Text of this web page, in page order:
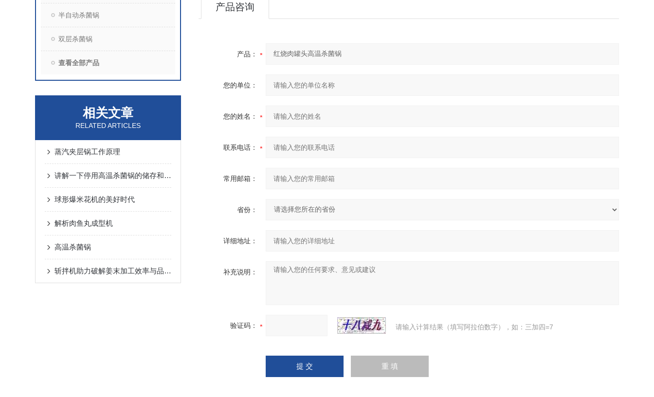
半自动杀菌锅
双层杀菌锅
查看全部产品
相关文章
RELATED ARTICLES
蒸汽夹层锅工作原理
讲解一下停用高温杀菌锅的储存和维修
球形爆米花机的美好时代
解析肉鱼丸成型机
高温杀菌锅
斩拌机助力破解姜末加工效率与品质难题
产品咨询
产品：
您的单位：
您的姓名：
联系电话：
常用邮箱：
省份：
详细地址：
补充说明：
验证码： 请输入计算结果（填写阿拉伯数字），如：三加四=7